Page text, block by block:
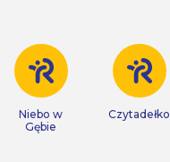
Niebo w
Gębie
Czytadełko